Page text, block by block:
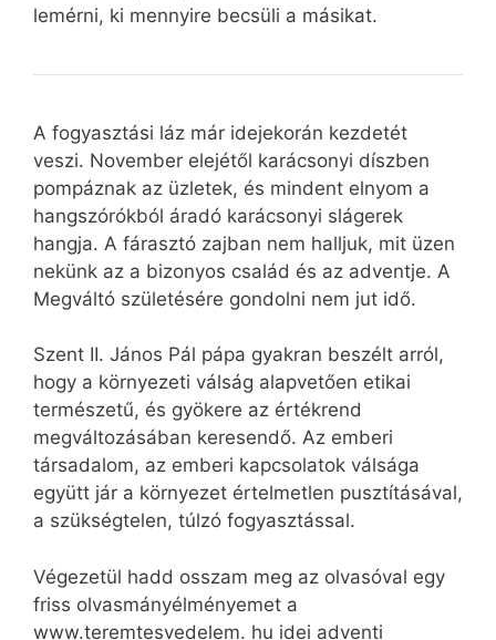
lemérni, ki mennyire becsüli a másikat.
A fogyasztási láz már idejekorán kezdetét
veszi. November elejétől karácsonyi díszben
pompáznak az üzletek, és mindent elnyom a
hangszórókból áradó karácsonyi slágerek
hangja. A fárasztó zajban nem halljuk, mit üzen
nekünk az a bizonyos család és az adventje. A
Megváltó születésére gondolni nem jut idő.
Szent II. János Pál pápa gyakran beszélt arról,
hogy a környezeti válság alapvetően etikai
természetű, és gyökere az értékrend
megváltozásában keresendő. Az emberi
társadalom, az emberi kapcsolatok válsága
együtt jár a környezet értelmetlen pusztításával,
a szükségtelen, túlzó fogyasztással.
Végezetül hadd osszam meg az olvasóval egy
friss olvasmányélményemet a
www.teremtesvedelem. hu idei adventi